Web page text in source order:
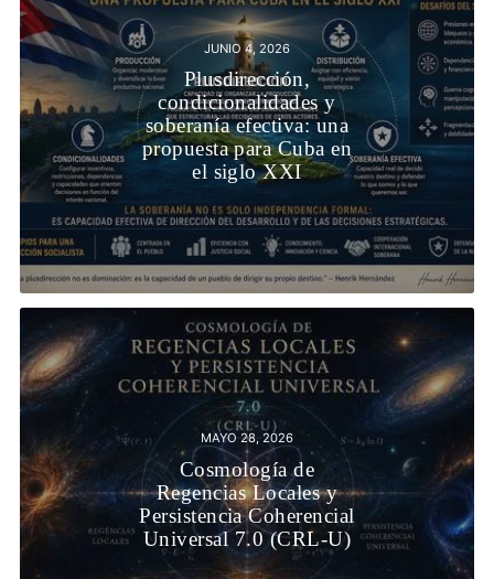
JUNIO 4, 2026
Plusdirección,
condicionalidades y
soberanía efectiva: una
propuesta para Cuba en
el siglo XXI
MAYO 28, 2026
Cosmología de
Regencias Locales y
Persistencia Coherencial
Universal 7.0 (CRL-U)